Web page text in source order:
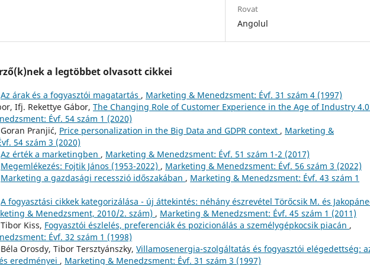
Rovat
Angolul
a legtöbbet olvasott cikkei
Az árak és a fogyasztói magatartás , Marketing & Menedzsment: Évf. 31 szám 4 (1997)
Ifj. Rekettye Gábor, The Changing Role of Customer Experience in the Age of Industry 4.0
Évf. 54 szám 1 (2020)
Pranjić, Price personalization in the Big Data and GDPR context , Marketing &
54 szám 3 (2020)
Az érték a marketingben , Marketing & Menedzsment: Évf. 51 szám 1-2 (2017)
Megemlékezés: Fojtik János (1953-2022) , Marketing & Menedzsment: Évf. 56 szám 3 (2022)
Marketing a gazdasági recesszió időszakában , Marketing & Menedzsment: Évf. 43 szám 1
A fogyasztási cikkek kategorizálása - új áttekintés: néhány észrevétel Törőcsik M. és
& Menedzsment, 2010/2. szám) , Marketing & Menedzsment: Évf. 45 szám 1 (2011)
Kiss, Fogyasztói észlelés, preferenciák és pozicionálás a személygépkocsik piacán ,
Évf. 32 szám 1 (1998)
Orosdy, Tibor Tersztyánszky, Villamosenergia-szolgáltatás és fogyasztói elégedettség:
eredményei , Marketing & Menedzsment: Évf. 31 szám 3 (1997)